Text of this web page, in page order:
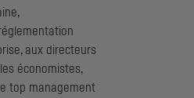
aux directeurs
économistes,
top management